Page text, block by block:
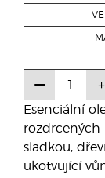
Esenciální
rozdrcených
sladkou,
ukotvující